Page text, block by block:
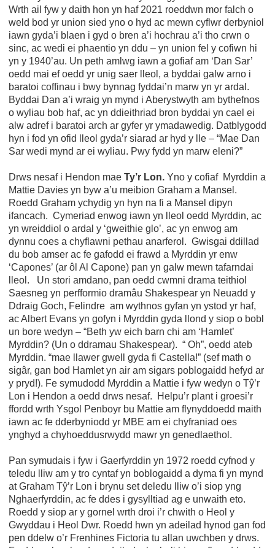
Wrth ail fyw y daith hon yn haf 2021 roeddwn mor falch o
weld bod yr union sied yno o hyd ac mewn cyflwr derbyniol
iawn gyda’i blaen i gyd o bren a’i hochrau a’i tho crwn o
sinc, ac wedi ei phaentio yn ddu – yn union fel y cofiwn hi
yn y 1940’au. Un peth amlwg iawn a gofiaf am ‘Dan Sar’
oedd mai ef oedd yr unig saer lleol, a byddai galw arno i
baratoi coffinau i bwy bynnag fyddai’n marw yn yr ardal.
Byddai Dan a’i wraig yn mynd i Aberystwyth am bythefnos
o wyliau bob haf, ac yn ddieithriad bron byddai yn cael ei
alw adref i baratoi arch ar gyfer yr ymadawedig. Datblygodd
hyn i fod yn ofid lleol gyda’r siarad ar hyd y lle – “Mae Dan
Sar wedi mynd ar ei wyliau. Pwy fydd yn marw eleni?”
Drws nesaf i Hendon mae Ty’r Lon. Yno y cofiaf Myrddin a
Mattie Davies yn byw a’u meibion Graham a Mansel.
Roedd Graham ychydig yn hyn na fi a Mansel dipyn
ifancach. Cymeriad enwog iawn yn lleol oedd Myrddin, ac
yn wreiddiol o ardal y ‘gweithie glo’, ac yn enwog am
dynnu coes a chyflawni pethau anarferol. Gwisgai ddillad
du bob amser ac fe gafodd ei frawd a Myrddin yr enw
‘Capones’ (ar ôl Al Capone) pan yn galw mewn tafarndai
lleol. Un stori amdano, pan oedd cwmni drama teithiol
Saesneg yn perfformio dramâu Shakespear yn Neuadd y
Ddraig Goch, Felindre am wythnos gyfan yn ystod yr haf,
ac Albert Evans yn gofyn i Myrddin gyda llond y siop o bobl
un bore wedyn – “Beth yw eich barn chi am ‘Hamlet’
Myrddin? (Un o ddramau Shakespear). “ Oh”, oedd ateb
Myrddin. “mae llawer gwell gyda fi Castella!” (sef math o
sigâr, gan bod Hamlet yn air am sigars poblogaidd hefyd ar
y pryd!). Fe symudodd Myrddin a Mattie i fyw wedyn o Tŷ’r
Lon i Hendon a oedd drws nesaf. Helpu’r plant i groesi’r
ffordd wrth Ysgol Penboyr bu Mattie am flynyddoedd maith
iawn ac fe dderbyniodd yr MBE am ei chyfraniad oes
ynghyd a chyhoeddusrwydd mawr yn genedlaethol.
Pan symudais i fyw i Gaerfyrddin yn 1972 roedd cyfnod y
teledu lliw am y tro cyntaf yn boblogaidd a dyma fi yn mynd
at Graham Tŷ’r Lon i brynu set deledu lliw o’i siop yng
Nghaerfyrddin, ac fe ddes i gysylltiad ag e unwaith eto.
Roedd y siop ar y gornel wrth droi i’r chwith o Heol y
Gwyddau i Heol Dwr. Roedd hwn yn adeilad hynod gan fod
pen ddelw o’r Frenhines Fictoria tu allan uwchben y drws.